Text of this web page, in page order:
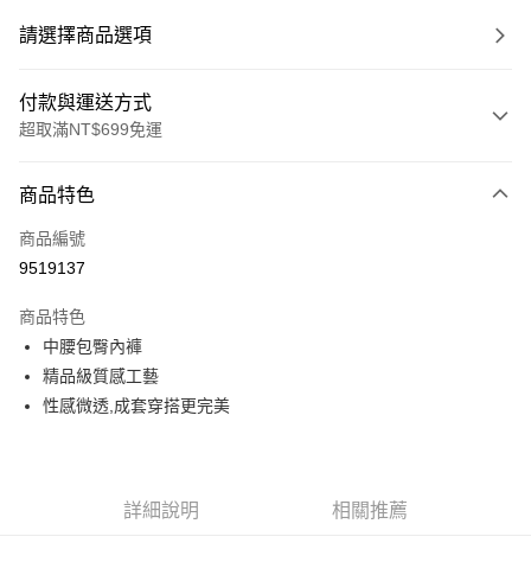
請選擇商品選項
付款與運送方式
超取滿NT$699免運
信用卡一次付款
超商取貨付款
街口支付
悠遊付
AFTEE先享後付是「在收到商品之後才付款」的支付方式。 讓您購物簡單
商品特色
商品編號
9519137
商品特色
中腰包臀內褲
精品級質感工藝
性感微透,成套穿搭更完美
詳細說明 相關推薦